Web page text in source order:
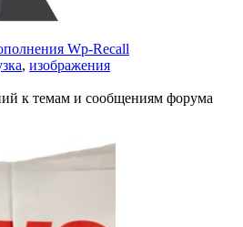
Wp-Recall
, изображения
к темам и сообщениям форума